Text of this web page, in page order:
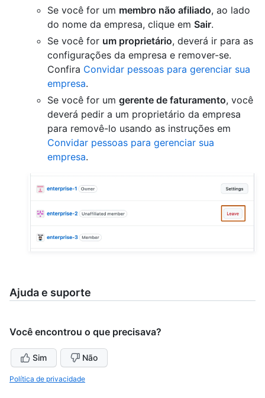
Se você for um membro não afiliado, ao lado
do nome da empresa, clique em Sair.
Se você for um proprietário, deverá ir para as
configurações da empresa e remover-se.
Confira Convidar pessoas para gerenciar sua
empresa.
Se você for um gerente de faturamento, você
deverá pedir a um proprietário da empresa
para removê-lo usando as instruções em
Convidar pessoas para gerenciar sua
empresa.
Ajuda e suporte
Você encontrou o que precisava?
Sim Não
Política de privacidade